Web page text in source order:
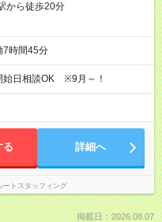
から徒歩20分
7時間45分
日相談OK ※9月～！
る 詳細へ
ートスタッフィング
掲載日：2026.08.07